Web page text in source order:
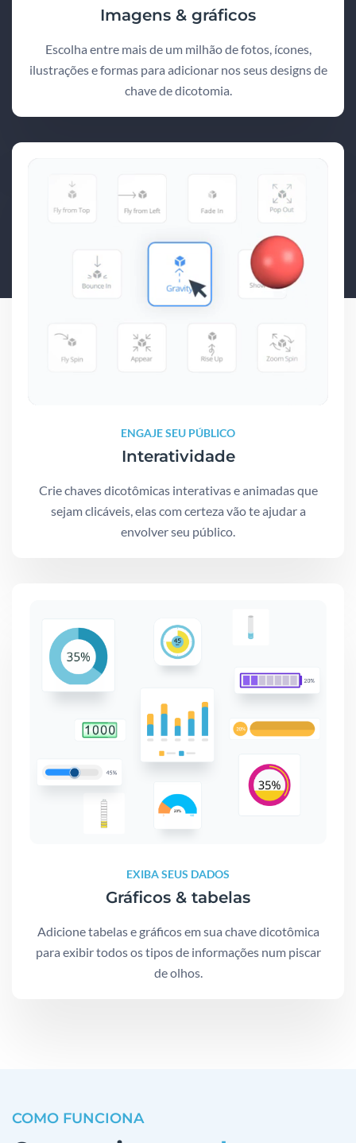
Imagens & gráficos
Escolha entre mais de um milhão de fotos, ícones,
ilustrações e formas para adicionar nos seus designs de
chave de dicotomia.
ENGAJE SEU PÚBLICO
Interatividade
Crie chaves dicotômicas interativas e animadas que
sejam clicáveis, elas com certeza vão te ajudar a
envolver seu público.
EXIBA SEUS DADOS
Gráficos & tabelas
Adicione tabelas e gráficos em sua chave dicotômica
para exibir todos os tipos de informações num piscar
de olhos.
COMO FUNCIONA